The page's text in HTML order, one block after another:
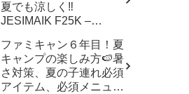
夏でも涼しく‼︎
JESIMAIK F25K –
ちキャンプ
ファミキャン６年目！夏
キャンプの楽しみ方🍉暑
さ対策、夏の子連れ必須
アイテム、必須メニュー